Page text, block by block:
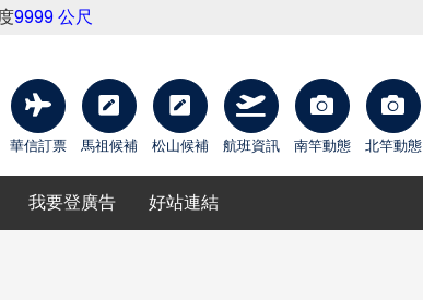
9999 公尺
華信訂票 馬祖候補 松山候補 航班資訊 南竿動態 北竿動態
我要登廣告 好站連結